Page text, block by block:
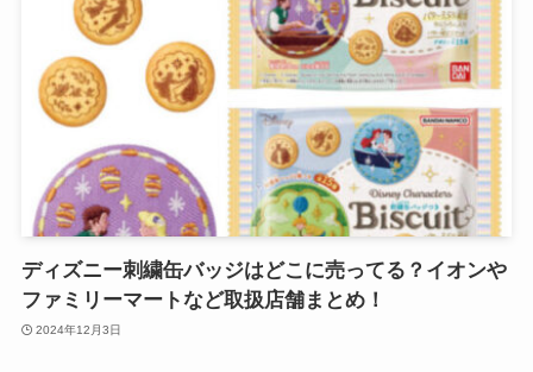
ディズニー刺繍缶バッジはどこに売ってる？イオンや
ファミリーマートなど取扱店舗まとめ！
2024年12月3日